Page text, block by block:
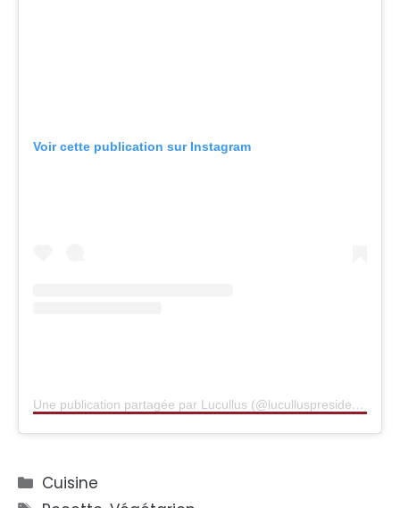
Voir cette publication sur Instagram
Une publication partagée par Lucullus (@luculluspresident)
Catégories
Cuisine